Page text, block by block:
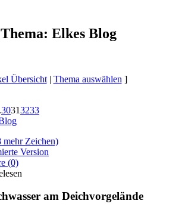
Elkes Blog
Übersicht| Thema auswählen ]
30313233
am Deichvorgelände